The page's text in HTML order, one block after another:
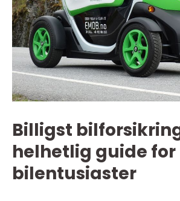
Billigst
helhetlig guide for
bilentusiaster